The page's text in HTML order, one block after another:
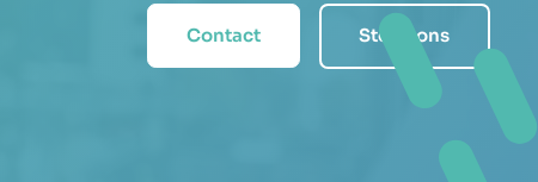
Contact Steun ons